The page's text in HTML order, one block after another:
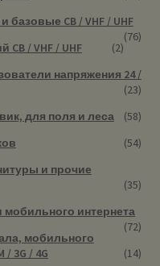
CB / VHF / UHF
(76)
/ VHF / UHF
(2)
напряжения 24 /
(23)
для поля и леса
(58)
(54)
и прочие
(35)
мобильного интернета
(72)
мобильного
3G / 4G
(14)